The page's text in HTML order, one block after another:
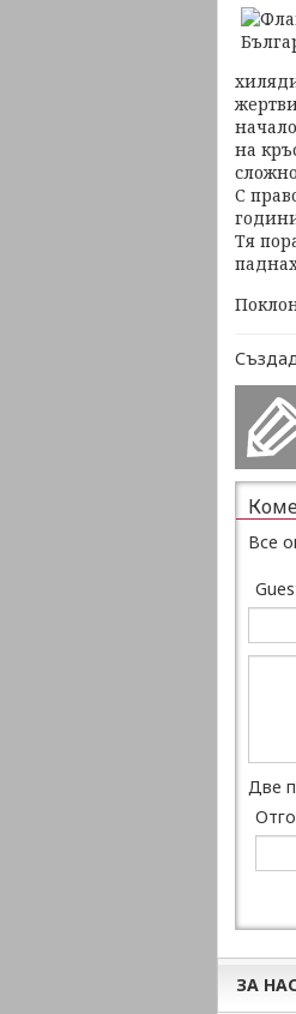
на
С
Тя
Все
Две
ЗА